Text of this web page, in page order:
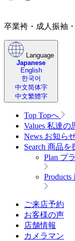
卒業袴・成人振袖
Language
Japanese
English
한국어
中文简体字
中文繁體字
Top Topへ
Values 私達の
News お知ら
Search 商品を
Plan プ
Products
ご来店予約
お客様の声
店舗情報
カメラマン